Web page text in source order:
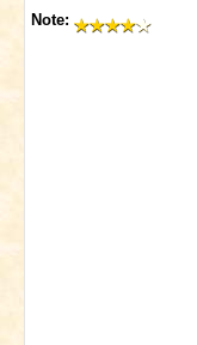
Note: